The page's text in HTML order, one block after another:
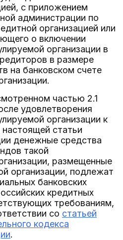
с приложением
администрации по
организацией или
о включении
организации в
в размере
на банковском счете
частью 2.1
удовлетворения
организации к
настоящей статьи
денежные средства
такой
размещенные
организации, подлежат
банковских
кредитных
требованиям,
со статьей
кодекса
.